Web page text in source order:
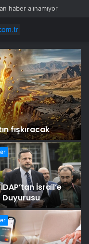
haber alınamıyor
fışkıracak
İsrail’e
Duyurusu